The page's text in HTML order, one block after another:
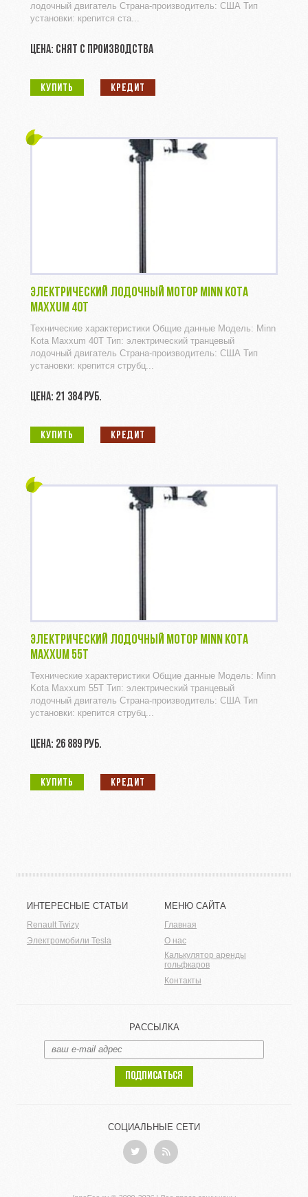
лодочный двигатель Страна-производитель: США Тип
установки: крепится ста...
ЦЕНА: СНЯТ С ПРОИЗВОДСТВА
КУПИТЬ КРЕДИТ
ЭЛЕКТРИЧЕСКИЙ ЛОДОЧНЫЙ МОТОР MINN KOTA
MAXXUM 40T
Технические характеристики Общие данные Модель: Minn
Kota Maxxum 40T Тип: электрический транцевый
лодочный двигатель Страна-производитель: США Тип
установки: крепится струбц...
ЦЕНА: 21 384 РУБ.
КУПИТЬ КРЕДИТ
ЭЛЕКТРИЧЕСКИЙ ЛОДОЧНЫЙ МОТОР MINN KOTA
MAXXUM 55T
Технические характеристики Общие данные Модель: Minn
Kota Maxxum 55T Тип: электрический транцевый
лодочный двигатель Страна-производитель: США Тип
установки: крепится струбц...
ЦЕНА: 26 889 РУБ.
КУПИТЬ КРЕДИТ
ИНТЕРЕСНЫЕ СТАТЬИ
Renault Twizy
Электромобили Tesla
МЕНЮ САЙТА
Главная
О нас
Калькулятор аренды
гольфкаров
Контакты
РАССЫЛКА
ПОДПИСАТЬСЯ
СОЦИАЛЬНЫЕ СЕТИ